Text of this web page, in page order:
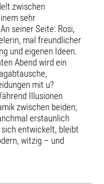
zwischen
sehr
seiner Seite: Rosi,
mal freundlicher
und eigenen Ideen.
Abend wird ein
mit u?
Illusionen
zwischen beiden;
erstaunlich
entwickelt, bleibt
witzig – und